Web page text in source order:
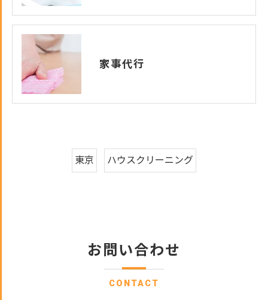
家事代行
東京 ハウスクリーニング
CONTACT
お問い合わせ